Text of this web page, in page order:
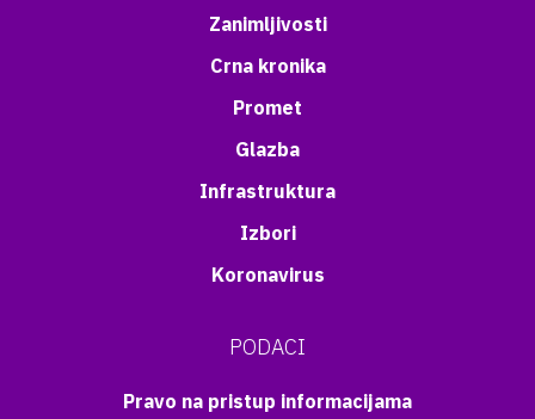
Zanimljivosti
Crna kronika
Promet
Glazba
Infrastruktura
Izbori
Koronavirus
PODACI
Pravo na pristup informacijama